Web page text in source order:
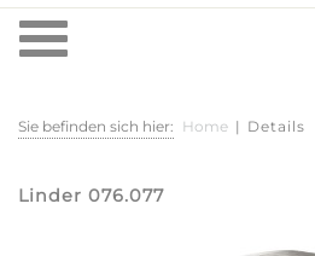
Sie befinden sich hier: Home | Details
Linder 076.077